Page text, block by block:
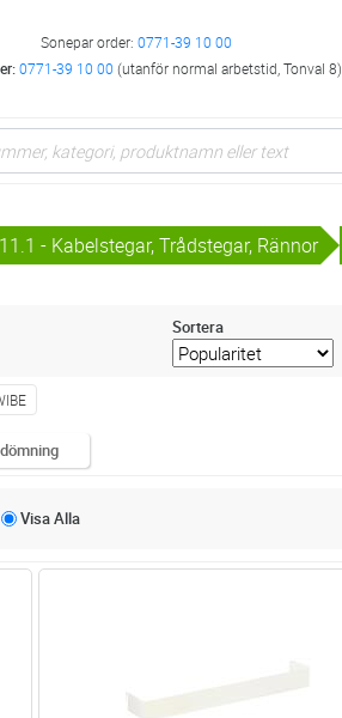
Sonepar order: 0771-39 10 00
0771-39 10 00 (utanför normal arbetstid, Tonval 8)
11.1 - Kabelstegar, Trådstegar, Rännor
Sortera
VisaAlla